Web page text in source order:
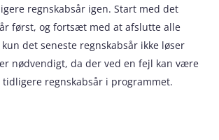
regnskabsår igen. Start med det
først, og fortsæt med at afslutte alle
det seneste regnskabsår ikke løser
nødvendigt, da der ved en fejl kan være
regnskabsår i programmet.